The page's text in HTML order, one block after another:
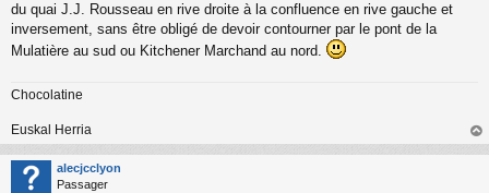
l
u
du quai J.J. Rousseau en rive droite à la confluence en rive gauche et
inversement, sans être obligé de devoir contourner par le pont de la
Mulatière au sud ou Kitchener Marchand au nord.
Chocolatine
Euskal Herria
au
alecjcclyon
Passager